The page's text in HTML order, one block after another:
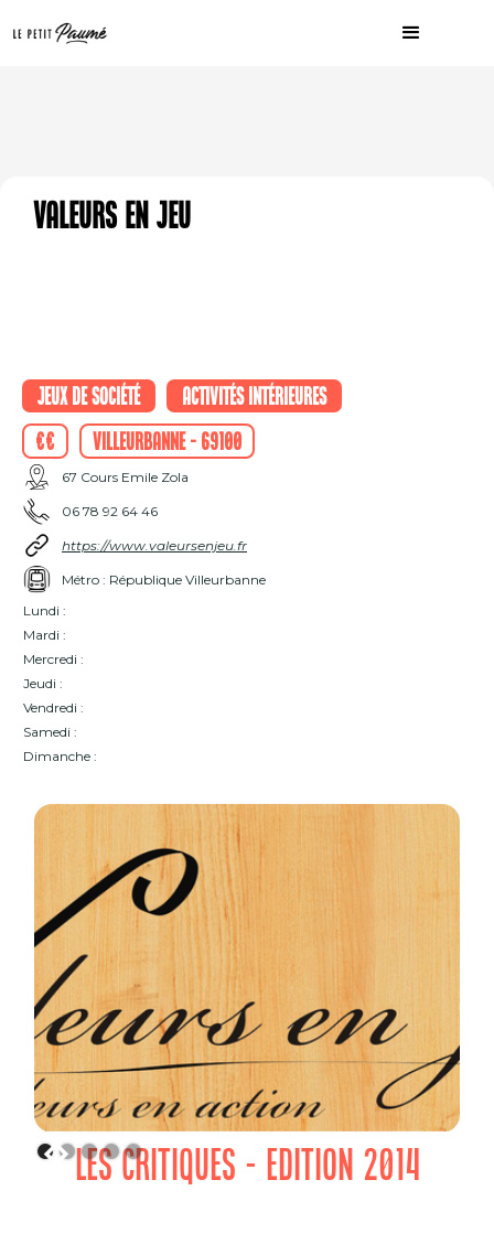
Valeurs en Jeu
Jeux de société
Activités intérieures
€€
Villeurbanne - 69100
67 Cours Emile Zola
06 78 92 64 46
https://www.valeursenjeu.fr
Métro : République Villeurbanne
Lundi :
Mardi :
Mercredi :
Jeudi :
Vendredi :
Samedi :
Dimanche :
LES CRITIQUES - EDITION 2014